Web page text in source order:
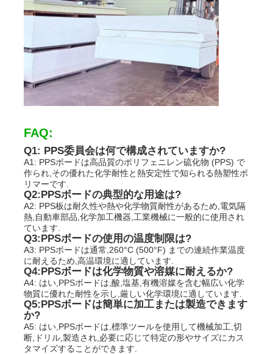
FAQ:
Q1: PPS委員会は何で構成されていますか?
A1: PPSボードは高品質のポリフェニレン硫化物 (PPS) で
作られ,その優れた化学耐性と熱安定性で知られる熱塑性ポ
リマーです.
Q2:PPSボードの典型的な用途は?
A2: PPS板は耐久性や熱や化学物質耐性があるため,電気隔
熱,自動車部品,化学加工機器,工業機械に一般的に使用され
ています.
Q3:PPSボードの使用の温度制限は?
A3: PPSボードは通常,260°C (500°F) までの連続作業温度
に耐えるため,高温環境に適しています.
Q4:PPSボードは化学物質や溶媒に耐えるか?
A4: はい,PPSボードは,酸,塩基,有機溶媒を含む幅広い化学
物質に優れた耐性を示し,厳しい化学環境に適しています.
Q5:PPSボードは簡単に加工または製造できます
か?
A5: はい,PPSボードは,標準ツールを使用して機械加工,切
断,ドリル,製造され,必要に応じて特定の形やサイズにカス
タマイズすることができます.